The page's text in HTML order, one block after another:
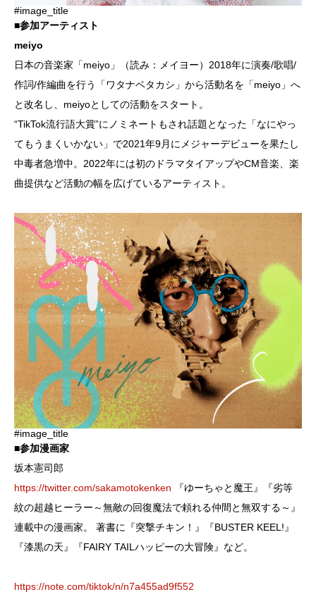
#image_title
■参加アーティスト
meiyo
日本の音楽家「meiyo」（読み：メイヨー）2018年に演奏/歌唱/
作詞/作編曲を行う「ワタナベタカシ」から活動名を「meiyo」へ
と改名し、meiyoとしての活動をスタート。
“TikTok流行語大賞”にノミネートもされ話題となった「なにやっ
てもうまくいかない」で2021年9月にメジャーデビューを果たし
中毒者急増中。2022年には初のドラマタイアップやCM音楽、楽
曲提供など活動の幅を広げているアーティスト。
#image_title
■参加漫画家
坂本憲司郎
https://twitter.com/sakamotokenken 『ゆーちゃと魔王』『劣等
紋の超越ヒーラー～無敵の回復魔法で頼れる仲間と無双する～』
連載中の漫画家。 著書に『突撃チキン！』『BUSTER KEEL!』
『漆黒の天』『FAIRY TAILハッピーの大冒険』など。
https://note.com/tiktok/n/n7a455ad9f552